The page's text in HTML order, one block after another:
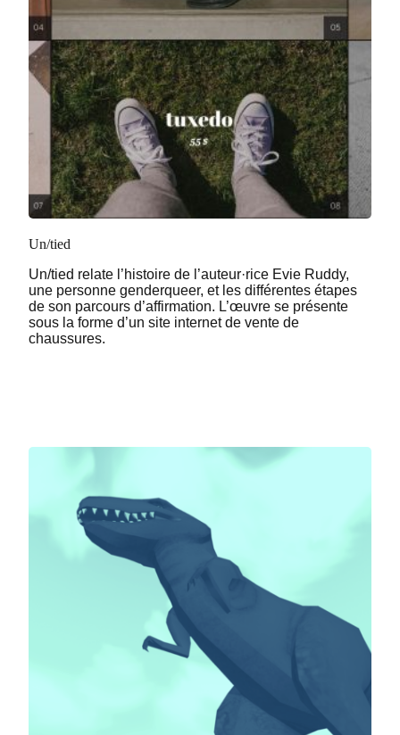
Un/tied
Un/tied relate l’histoire de l’auteur·rice Evie Ruddy,
une personne genderqueer, et les différentes étapes
de son parcours d’affirmation. L’œuvre se présente
sous la forme d’un site internet de vente de
chaussures.